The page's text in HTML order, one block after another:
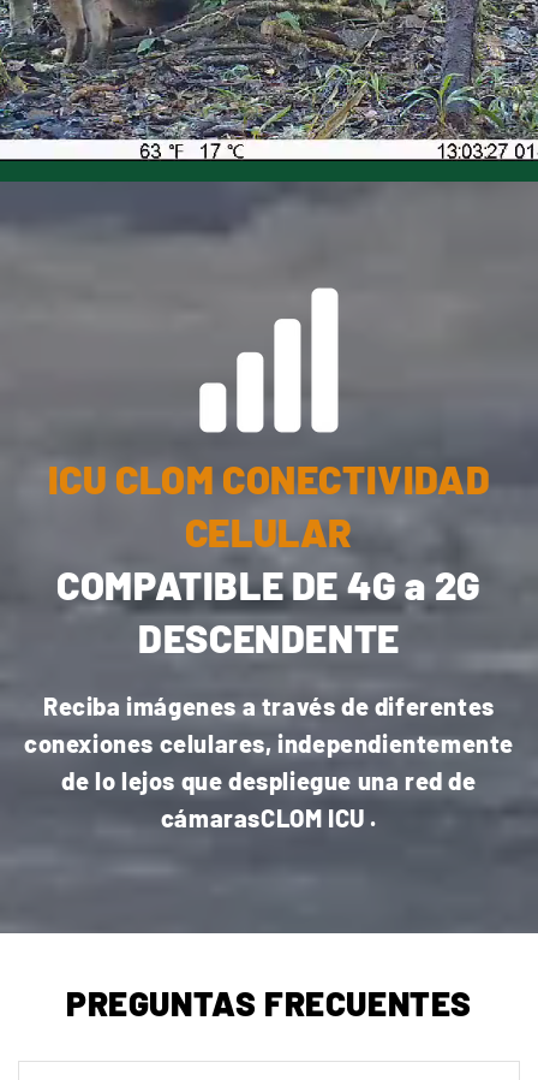
ICU CLOM CONECTIVIDAD
CELULAR
COMPATIBLE DE 4G a 2G
DESCENDENTE
Reciba imágenes a través de diferentes
conexiones celulares, independientemente
de lo lejos que despliegue una red de
cámarasCLOM ICU .
PREGUNTAS FRECUENTES